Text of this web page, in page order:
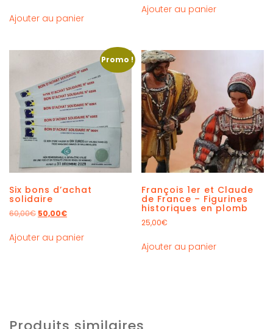
Ajouter au panier
Ajouter au panier
Promo !
Six bons d’achat
solidaire
60,00€ 50,00€
Ajouter au panier
François 1er et Claude
de France – Figurines
historiques en plomb
25,00€
Ajouter au panier